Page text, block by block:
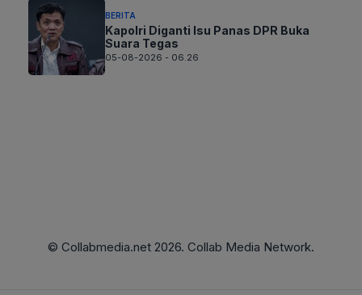
BERITA
Kapolri Diganti Isu Panas DPR Buka
Suara Tegas
05-08-2026 - 06.26
© Collabmedia.net 2026. Collab Media Network.